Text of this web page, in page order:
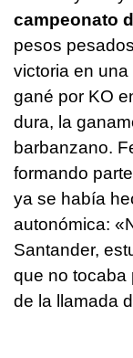
campeonato
pesos
victoria en
gané por KO
dura, la
barbanzano.
formando parte
ya se había
autonómica:
Santander,
que no tocaba
de la llamada